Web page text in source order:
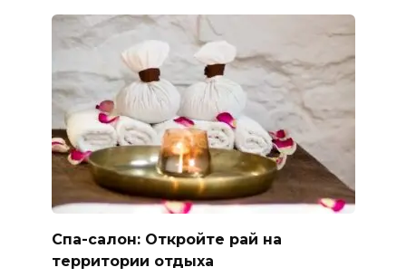
Спа-салон: Откройте рай на
территории отдыха